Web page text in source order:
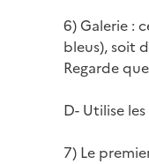
6) Galerie :
bleus), soit
Regarde
D- Utilise
7) Le